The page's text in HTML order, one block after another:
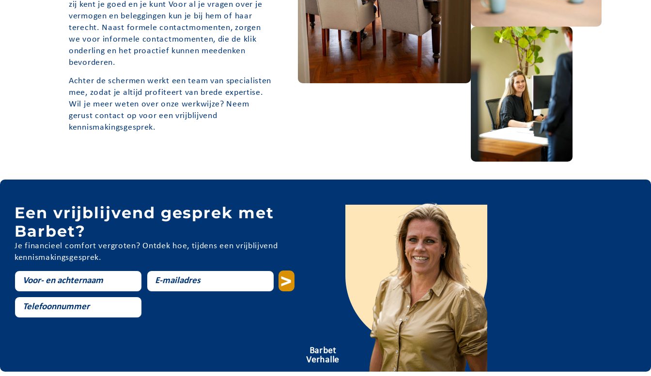
zij kent je goed en je kunt Voor al je vragen over je
vermogen en beleggingen kun je bij hem of haar
terecht. Naast formele contactmomenten, zorgen
we voor informele contactmomenten, die de klik
onderling en het proactief kunnen meedenken
bevorderen.
Achter de schermen werkt een team van specialisten
mee, zodat je altijd profiteert van brede expertise.
Wil je meer weten over onze werkwijze? Neem
gerust contact op voor een vrijblijvend
kennismakingsgesprek.
Een vrijblijvend gesprek met
Barbet?
Je financieel comfort vergroten? Ontdek hoe, tijdens een vrijblijvend
kennismakingsgesprek.
>
Barbet
Verhalle